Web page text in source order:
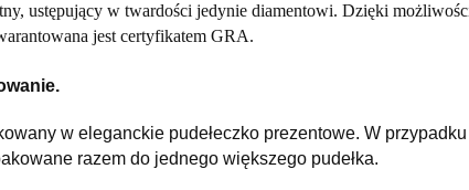
ustępujący w twardości jedynie diamentowi. Dzięki
jest certyfikatem GRA.
w eleganckie pudełeczko prezentowe. W
razem do jednego większego pudełka.